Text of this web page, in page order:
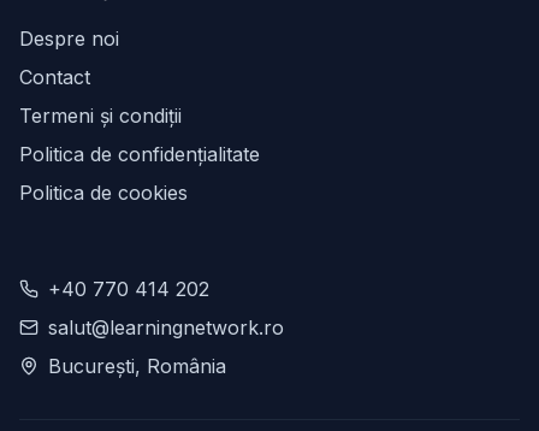
Despre noi
Contact
Termeni și condiții
Politica de confidențialitate
Politica de cookies
+40 770 414 202
salut@learningnetwork.ro
București, România